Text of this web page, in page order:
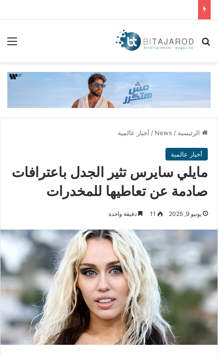
بحث عن
الرئيسية /
News
/ أخبار عالمية
أخبار عالمية
مايلي سايرس تثير الجدل باعترافات
صادمة عن تعاطيها للمخدرات
يونيو 9, 2025 11 دقيقة واحدة